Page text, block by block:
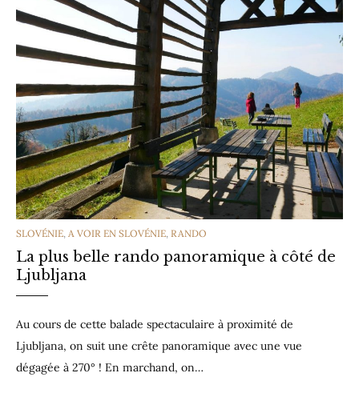
CATEGORIES
SLOVÉNIE A VOIR EN SLOVÉNIE RANDO
La plus belle rando panoramique à côté de
Ljubljana
Au cours de cette balade spectaculaire à proximité de
Ljubljana, on suit une crête panoramique avec une vue
dégagée à 270° ! En marchand, on…